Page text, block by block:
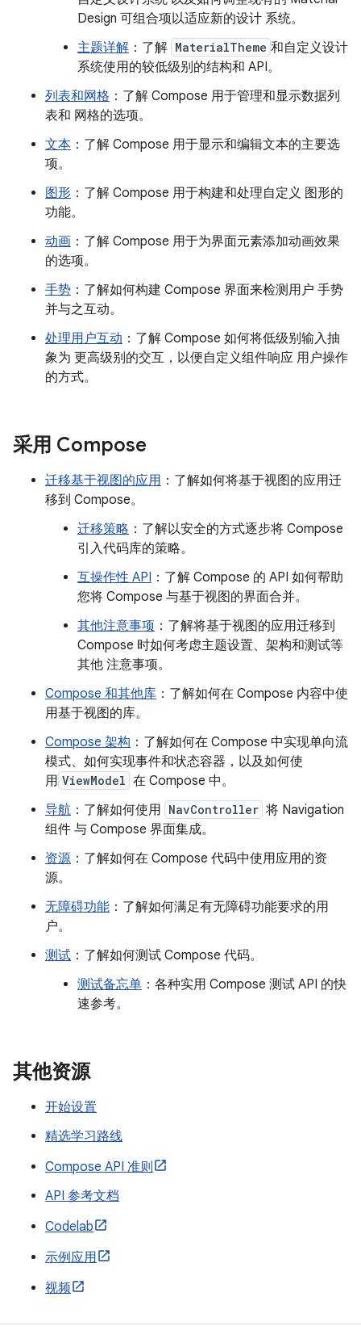
Design 可组合项以适应新的设计 系统。
主题详解 ：了解 MaterialTheme 和自定义设计
系统使用的较低级别的结构和 API。
列表和网格 ：了解 Compose 用于管理和显示数据列
表和 网格的选项。
文本 ：了解 Compose 用于显示和编辑文本的主要选
项。
图形 ：了解 Compose 用于构建和处理自定义 图形的
功能。
动画 ：了解 Compose 用于为界面元素添加动画效果
的选项。
手势 ：了解如何构建 Compose 界面来检测用户 手势
并与之互动。
处理用户互动 ：了解 Compose 如何将低级别输入抽
象为 更高级别的交互，以便自定义组件响应 用户操作
的方式。
采用 Compose
迁移基于视图的应用 ：了解如何将基于视图的应用迁
移到 Compose。
迁移策略 ：了解以安全的方式逐步将 Compose
引入代码库的策略。
互操作性 API ：了解 Compose 的 API 如何帮助
您将 Compose 与基于视图的界面合并。
其他注意事项 ：了解将基于视图的应用迁移到
Compose 时如何考虑主题设置、架构和测试等
其他 注意事项。
Compose 和其他库 ：了解如何在 Compose 内容中使
用基于视图的库。
Compose 架构 ：了解如何在 Compose 中实现单向流
模式、如何实现事件和状态容器，以及如何使
用 ViewModel 在 Compose 中。
导航 ：了解如何使用 NavController 将 Navigation
组件 与 Compose 界面集成。
资源 ：了解如何在 Compose 代码中使用应用的资
源。
无障碍功能 ：了解如何满足有无障碍功能要求的用
户。
测试 ：了解如何测试 Compose 代码。
测试备忘单 ：各种实用 Compose 测试 API 的快
速参考。
其他资源
开始设置
精选学习路线
Compose API 准则
API 参考文档
Codelab
示例应用
视频